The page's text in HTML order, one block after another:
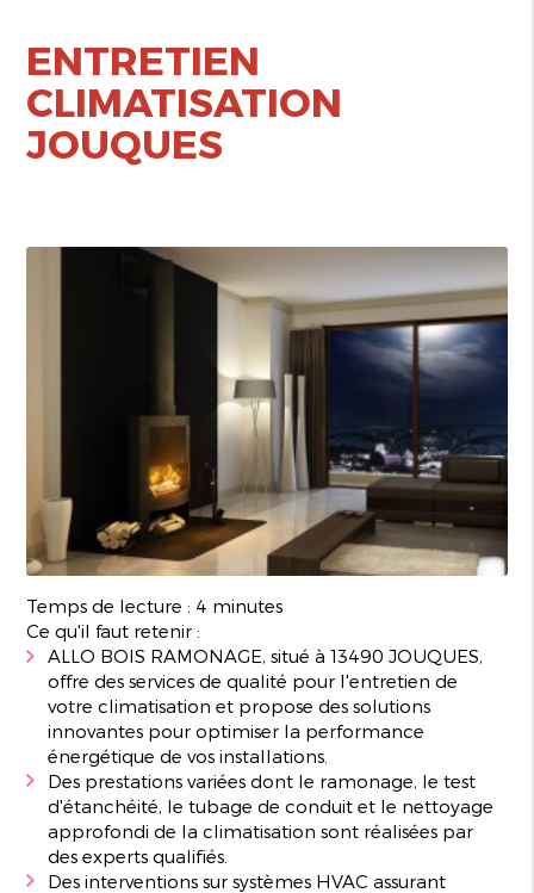
ENTRETIEN
CLIMATISATION
JOUQUES
Temps de lecture : 4 minutes
Ce qu'il faut retenir :
ALLO BOIS RAMONAGE, situé à 13490 JOUQUES,
offre des services de qualité pour l'entretien de
votre climatisation et propose des solutions
innovantes pour optimiser la performance
énergétique de vos installations.
Des prestations variées dont le ramonage, le test
d'étanchéité, le tubage de conduit et le nettoyage
approfondi de la climatisation sont réalisées par
des experts qualifiés.
Des interventions sur systèmes HVAC assurant